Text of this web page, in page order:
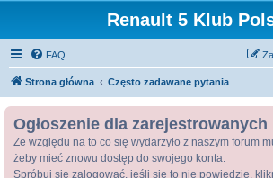
Renault 5 Klub
FAQ
Strona główna Często zadawane pytania
Ogłoszenie dla
Ze względu na to co się wydarzyło z naszym forum
żeby mieć znowu dostęp do swojego konta.
Spróbuj się zalogować, jeśli się to nie powiedzie,